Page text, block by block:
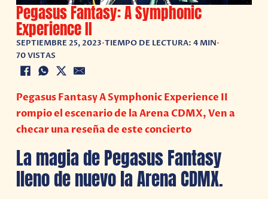
Pegasus Fantasy: A Symphonic
Experience II
SEPTIEMBRE 25, 2023•TIEMPO DE LECTURA: 4 MIN•
70 VISTAS
Pegasus Fantasy A Symphonic Experience II
rompio el escenario de la Arena CDMX, Ven a
checar una reseña de este concierto
La magia de Pegasus Fantasy
lleno de nuevo la Arena CDMX.